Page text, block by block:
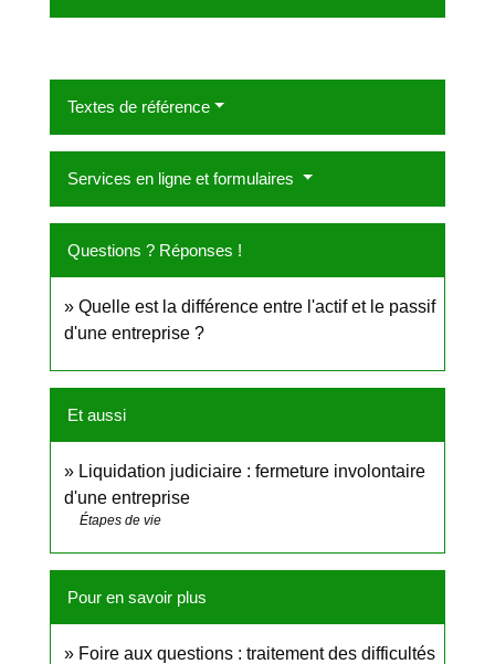
Textes de référence
Services en ligne et formulaires
Questions ? Réponses !
Quelle est la différence entre l'actif et le passif
d'une entreprise ?
Et aussi
Liquidation judiciaire : fermeture involontaire
d'une entreprise
Étapes de vie
Pour en savoir plus
Foire aux questions : traitement des difficultés